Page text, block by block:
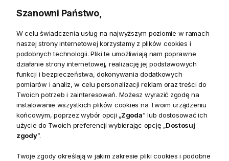
Zapisz się
przez nas swoich danych w celach marketingowych.
KONTAKT
Realizacja zamówień
+ 48 721 772 234
Doradztwo produktowe
+ 48 531 771 366
Biuro
+ 48 723 600 621
Reklamacje | Zwroty
sklep@decoratore.pl
Showroom
ul. Bielska 45a,
43-356 Bujaków
Szanowni Państwo,
W celu świadczenia usług na najwyższym poziomie w ramach
naszej strony internetowej korzystamy z plików cookies i
podobnych technologii. Pliki te umożliwiają nam poprawne
działanie strony internetowej, realizację jej podstawowych
funkcji i bezpieczeństwa, dokonywania dodatkowych
pomiarów i analiz, w celu personalizacji reklam oraz treści do
Twoich potrzeb i zainteresowań. Możesz wyrazić zgodę na
instalowanie wszystkich plików cookies na Twoim urządzeniu
końcowym, poprzez wybór opcji „Zgoda” lub dostosować ich
użycie do Twoich preferencji wybierając opcję „Dostosuj
zgody”.
Twoje zgody określają w jakim zakresie pliki cookies i podobne